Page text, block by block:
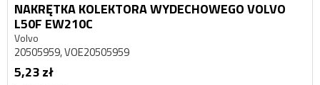
NAKRĘTKA KOLEKTORA WYDECHOWEGO VOLVO
L50F EW210C
Volvo
20505959, VOE20505959
5,23 zł